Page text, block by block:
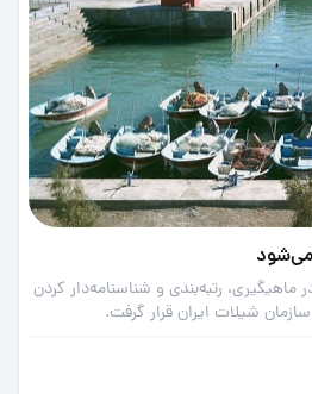
می‌شود
ماهیگیری، رتبه‌بندی و شناسنامه‌دار کردن
شیلات ایران قرار گرفت.